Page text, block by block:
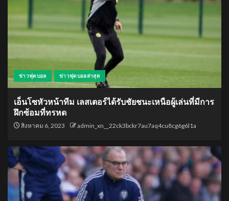
ข่าวฟุตบอล ข่าวฟุตบอลล่าสุด
เอ็นโซหัวหน้าทีม เลสเตอร์ได้รับชัยชนะเหนือผู้เล่นที่มีการ
ฝึกซ้อมที่ทรหด
สิงหาคม 6, 2023 admin_xn__22ck3bckr7au7aq4cu8cg6g6l1a